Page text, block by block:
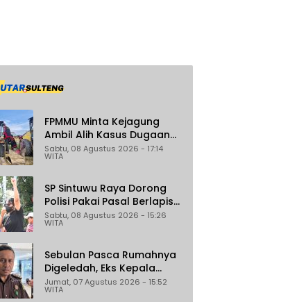
FPMMU Minta Kejagung
Ambil Alih Kasus Dugaan
Korupsi PT RAS di Morowali
Utara
Sabtu, 08 Agustus 2026 - 17:14
WITA
SP Sintuwu Raya Dorong
Polisi Pakai Pasal Berlapis
Jerat Oknum ASN Poso
Terlibat Dugaan
Beradik
Sabtu, 08 Agustus 2026 - 15:26
WITA
Sebulan Pasca Rumahnya
Digeledah, Eks Kepala
Bapenda Donggala Jadi
Tersangka Dugaan
Jumat, 07 Agustus 2026 - 15:52
WITA